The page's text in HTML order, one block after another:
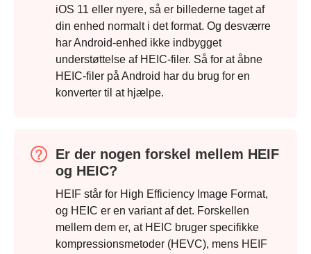
Trin 3.
iOS 11 eller nyere, så er billederne taget af
din enhed normalt i det format. Og desværre
har Android-enhed ikke indbygget
understøttelse af HEIC-filer. Så for at åbne
HEIC-filer på Android har du brug for en
konverter til at hjælpe.
Er der nogen forskel mellem HEIF
og HEIC?
HEIF står for High Efficiency Image Format,
og HEIC er en variant af det. Forskellen
mellem dem er, at HEIC bruger specifikke
kompressionsmetoder (HEVC), mens HEIF